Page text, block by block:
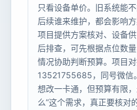
只看设备单价。旧系统能
后续谁来维护，都会影响
项目提供方案核对、设备
后排查，可先根据点位数
情况协助判断预算。项目对
13521755685，同号微信
想改一卡通，但预算有限
么”这个需求，真正要核对